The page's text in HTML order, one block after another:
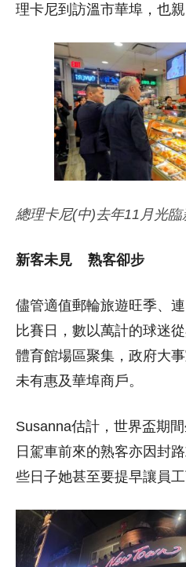
理卡尼到訪溫市華埠，也親
總理卡尼(中)去年11月光臨
新客未見 熟客卻步
儘管適值郵輪旅遊旺季、
比賽日，數以萬計的球迷
體育館場區聚集，政府大
未有惠及華埠商戶。
Susanna估計，世界盃期
日駕車前來的熟客亦因封
些日子她甚至要提早讓員工